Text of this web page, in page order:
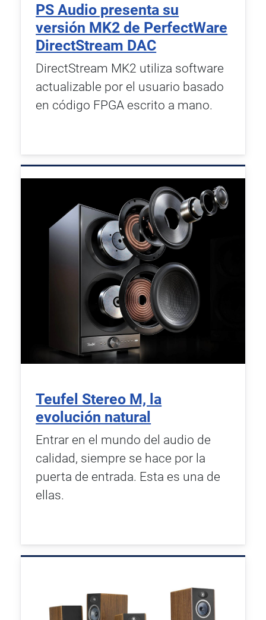
PS Audio presenta su
versión MK2 de PerfectWare
DirectStream DAC
DirectStream MK2 utiliza software
actualizable por el usuario basado
en código FPGA escrito a mano.
Teufel Stereo M, la
evolución natural
Entrar en el mundo del audio de
calidad, siempre se hace por la
puerta de entrada. Esta es una de
ellas.